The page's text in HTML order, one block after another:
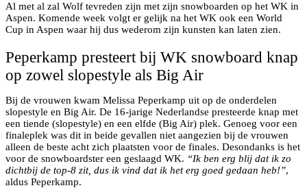
Al met al zal Wolf tevreden zijn met zijn snowboarden op het WK in
Aspen. Komende week volgt er gelijk na het WK ook een World
Cup in Aspen waar hij dus wederom zijn kunsten kan laten zien.
Peperkamp presteert bij WK snowboard knap
op zowel slopestyle als Big Air
Bij de vrouwen kwam Melissa Peperkamp uit op de onderdelen
slopestyle en Big Air. De 16-jarige Nederlandse presteerde knap met
een tiende (slopestyle) en een elfde (Big Air) plek. Genoeg voor een
finaleplek was dit in beide gevallen niet aangezien bij de vrouwen
alleen de beste acht zich plaatsten voor de finales. Desondanks is het
voor de snowboardster een geslaagd WK. “Ik ben erg blij dat ik zo
dichtbij de top-8 zit, dus ik vind dat ik het erg goed gedaan heb!”,
aldus Peperkamp.